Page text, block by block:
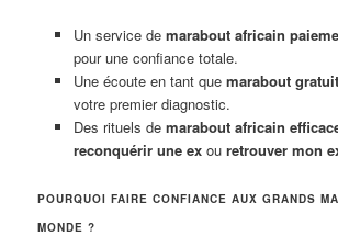
Un service de marabout africain
pour une confiance totale.
Une écoute en tant que marabout
votre premier diagnostic.
Des rituels de marabout africain
reconquérir une exou retrouver mon
POURQUOI FAIRE CONFIANCE AUX GRANDS
MONDE ?